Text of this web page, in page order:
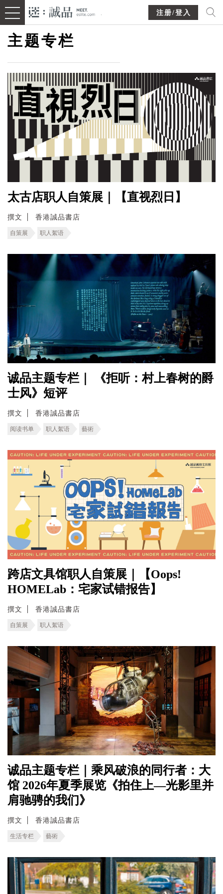
注册/登入
主题专栏
太古店职人自策展｜【直视烈日】
撰文 香港誠品書店
自策展 职人絮语
诚品主题专栏｜ 《拒听：村上春树的爵
士风》短评
撰文 香港誠品書店
阅读书单 职人絮语 藝術
跨店文具馆职人自策展｜【Oops!
HOMELab：宅家试错报告】
撰文 香港誠品書店
自策展 职人絮语
诚品主题专栏｜乘风破浪的同行者：大
馆 2026年夏季展览《拍住上—光影里并
肩驰骋的我们》
撰文 香港誠品書店
生活专栏 藝術